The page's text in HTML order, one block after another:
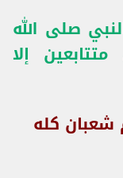
صلى الله
إلا
كله